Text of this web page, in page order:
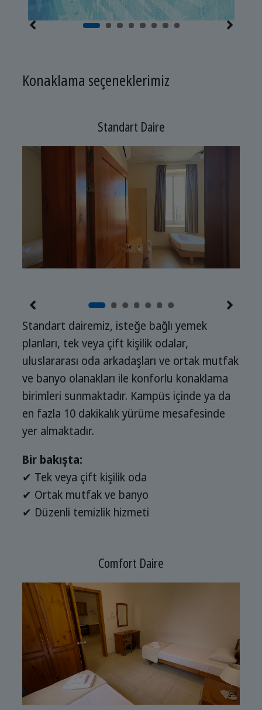
Konaklama seçeneklerimiz
Standart Daire
Standart dairemiz, isteğe bağlı yemek
planları, tek veya çift kişilik odalar,
uluslararası oda arkadaşları ve ortak mutfak
ve banyo olanakları ile konforlu konaklama
birimleri sunmaktadır. Kampüs içinde ya da
en fazla 10 dakikalık yürüme mesafesinde
yer almaktadır.
Bir bakışta:
✔ Tek veya çift kişilik oda
✔ Ortak mutfak ve banyo
✔ Düzenli temizlik hizmeti
Comfort Daire